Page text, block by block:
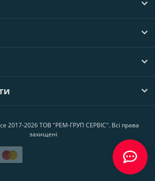
2017-2026 ТОВ "РЕМ-ГРУП СЕРВІС". Всі права
захищені